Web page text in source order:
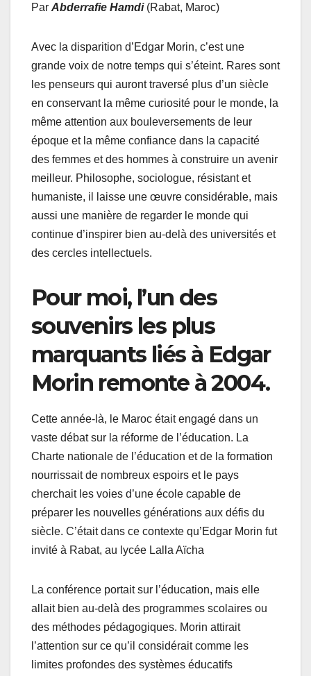
Par Abderrafie Hamdi(Rabat, Maroc)
Avec la disparition d’Edgar Morin, c’est une
grande voix de notre temps qui s’éteint. Rares sont
les penseurs qui auront traversé plus d’un siècle
en conservant la même curiosité pour le monde, la
même attention aux bouleversements de leur
époque et la même confiance dans la capacité
des femmes et des hommes à construire un avenir
meilleur. Philosophe, sociologue, résistant et
humaniste, il laisse une œuvre considérable, mais
aussi une manière de regarder le monde qui
continue d’inspirer bien au-delà des universités et
des cercles intellectuels.
Pour moi, l’un des
souvenirs les plus
marquants liés à Edgar
Morin remonte à 2004.
Cette année-là, le Maroc était engagé dans un
vaste débat sur la réforme de l’éducation. La
Charte nationale de l’éducation et de la formation
nourrissait de nombreux espoirs et le pays
cherchait les voies d’une école capable de
préparer les nouvelles générations aux défis du
siècle. C’était dans ce contexte qu’Edgar Morin fut
invité à Rabat, au lycée Lalla Aïcha
La conférence portait sur l’éducation, mais elle
allait bien au-delà des programmes scolaires ou
des méthodes pédagogiques. Morin attirait
l’attention sur ce qu’il considérait comme les
limites profondes des systèmes éducatifs